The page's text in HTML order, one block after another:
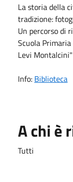
La storia della
tradizione:
Un percorso di
Scuola
Levi Montalcini"
Info: Biblioteca
A chi è
Tutti